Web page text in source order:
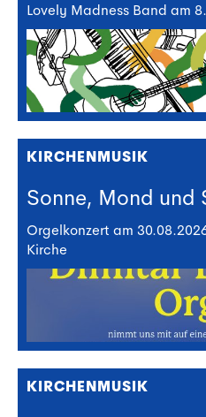
Lovely Madness Band am
KIRCHENMUSIK
Sonne, Mond und
Orgelkonzert am
Kirche
KIRCHENMUSIK